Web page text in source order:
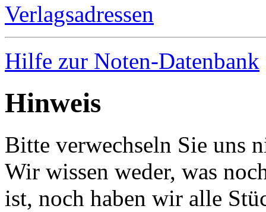
Verlagsadressen
Hilfe zur Noten-Datenbank
Hinweis
Bitte verwechseln Sie uns
Wir wissen weder, was
ist, noch haben wir alle